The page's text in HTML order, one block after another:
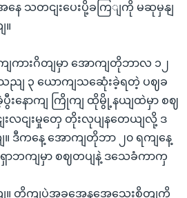
နေ သတငျးပေးပို့ခကြျကို မဆုမှနျ
။
ျကားဂိတျမှာ အောကျတိုဘာလ ၁၂
သညျ ၃ ယောကျသဆေုံးခဲ့ရတဲ့ ပဈခ
းနောကျ ကြိုကျ ထိုမွို့နယျထဲမှာ စဈ
းလငျးမှုတှေ တိုးလုပျနတေယျလို့ ဒ
ဒီကနေ့ အောကျတိုဘာ ၂၀ ရကျနေ့
ရှာဘကျမှာ စဈတပျနဲ့ ဒသေခံကာကှ
ျ။ တိုကျပှဲအခွအေနအေသေးစိတျကို